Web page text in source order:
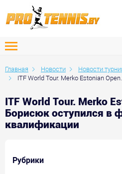
Главная Новости
Новости
ITF World Tour. Merko Estonian
ITF World Tour. Merko
Борисюк оступился в
квалификации
Рубрики